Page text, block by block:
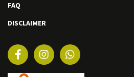
FAQ
DISCLAIMER